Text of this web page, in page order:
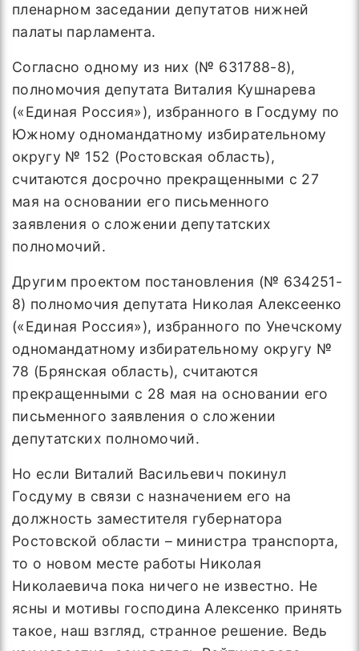
пленарном заседании депутатов нижней
палаты парламента.
Согласно одному из них (№ 631788-8),
полномочия депутата Виталия Кушнарева
(«Единая Россия»), избранного в Госдуму по
Южному одномандатному избирательному
округу № 152 (Ростовская область),
считаются досрочно прекращенными с 27
мая на основании его письменного
заявления о сложении депутатских
полномочий.
Другим проектом постановления (№ 634251-
8) полномочия депутата Николая Алексеенко
(«Единая Россия»), избранного по Унечскому
одномандатному избирательному округу №
78 (Брянская область), считаются
прекращенными с 28 мая на основании его
письменного заявления о сложении
депутатских полномочий.
Но если Виталий Васильевич покинул
Госдуму в связи с назначением его на
должность заместителя губернатора
Ростовской области – министра транспорта,
то о новом месте работы Николая
Николаевича пока ничего не известно. Не
ясны и мотивы господина Алексенко принять
такое, наш взгляд, странное решение. Ведь